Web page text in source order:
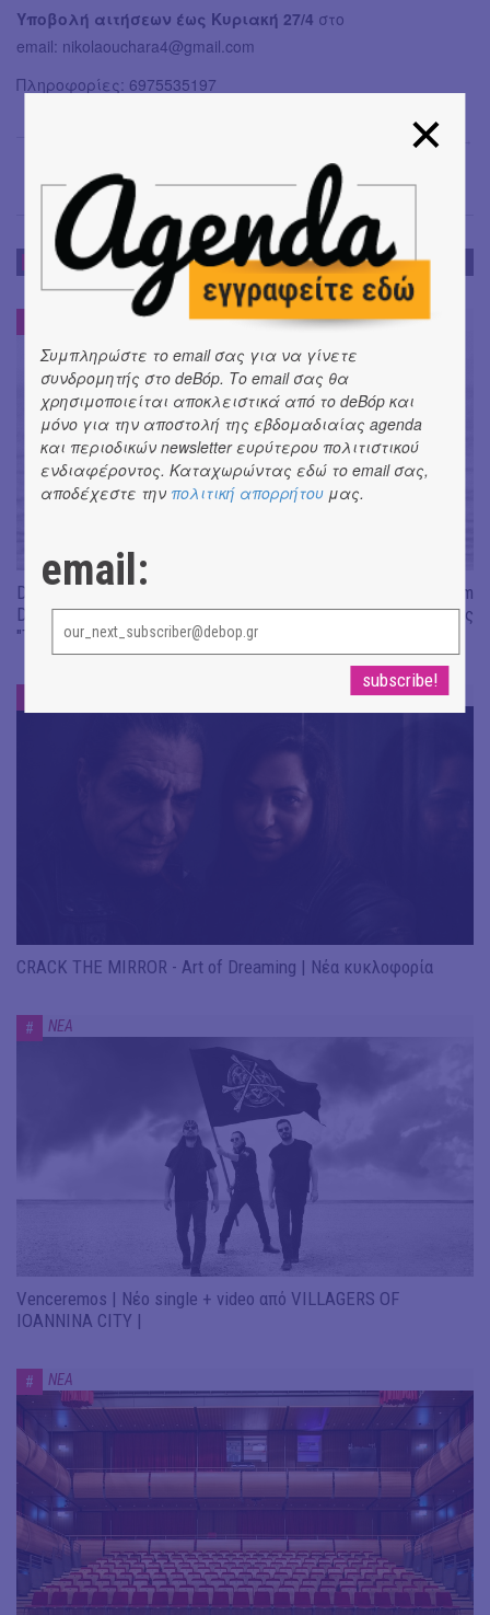
Υποβολή αιτήσεων έως Κυριακή 27/4 στο
email: nikolaouchara4@gmail.com
Πληροφορίες: 6975535197
Όλγα Μπιάγκη
ΝΕΑ
Don't Let Me Be Misunderstood | Alexandros Livitsanos, Willem
Dafoe, Czech Studio Orchestra | Από το soundtrack της ταινίας
"The Birthday Party"
CRACK THE MIRROR - Art of Dreaming | Νέα κυκλοφορία
# ΝΕΑ
Venceremos | Νέο single + video από VILLAGERS OF
IOANNINA CITY |
# ΝΕΑ
Συμπληρώστε το email σας για να γίνετε
συνδρομητής στο deBόp. Το email σας θα
χρησιμοποιείται αποκλειστικά από το deBόp και
μόνο για την αποστολή της εβδομαδιαίας agenda
και περιοδικών newsletter ευρύτερου πολιτιστικού
ενδιαφέροντος. Καταχωρώντας εδώ το email σας,
αποδέχεστε την πολιτική απορρήτου μας.
email: